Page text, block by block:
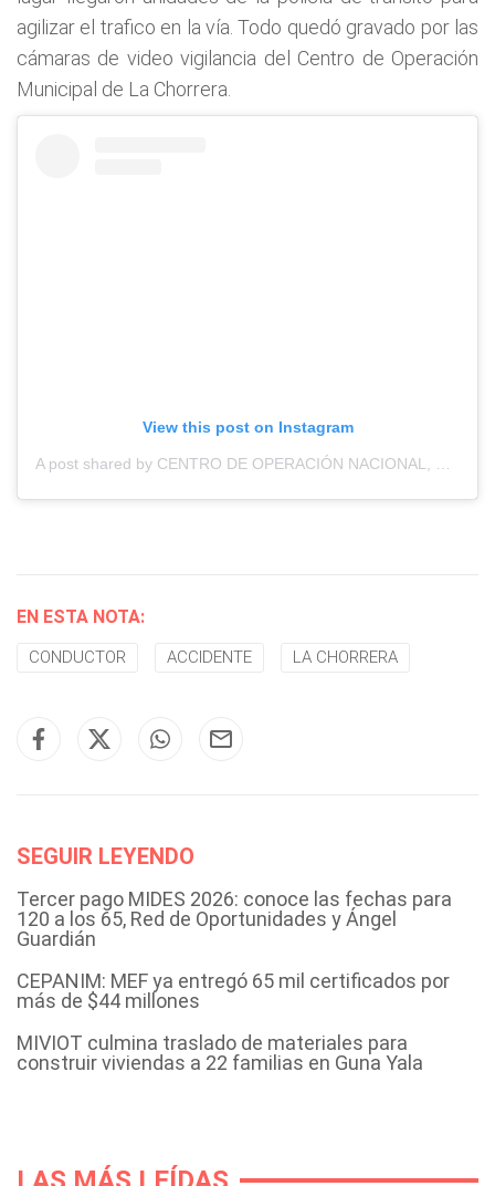
agilizar el trafico en la vía. Todo quedó gravado por las
cámaras de video vigilancia del Centro de Operación
Municipal de La Chorrera.
View this post on Instagram
EN ESTA NOTA:
CONDUCTOR ACCIDENTE LA CHORRERA
SEGUIR LEYENDO
Tercer pago MIDES 2026: conoce las fechas para
120 a los 65, Red de Oportunidades y Ángel
Guardián
CEPANIM: MEF ya entregó 65 mil certificados por
más de $44 millones
MIVIOT culmina traslado de materiales para
construir viviendas a 22 familias en Guna Yala